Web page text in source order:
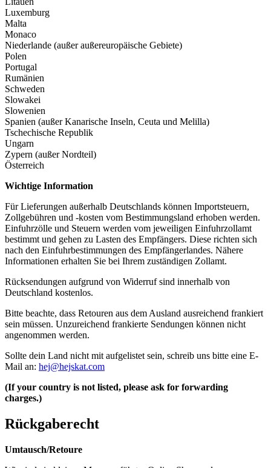
Luxemburg
Malta
Monaco
Niederlande (außer außereuropäische Gebiete)
Polen
Portugal
Rumänien
Schweden
Slowakei
Slowenien
Spanien (außer Kanarische Inseln, Ceuta und Melilla)
Tschechische Republik
Ungarn
Zypern (außer Nordteil)
Österreich
Wichtige Information
Für Lieferungen außerhalb Deutschlands können Importsteuern,
Zollgebühren und -kosten vom Bestimmungsland erhoben werden.
Einfuhrzölle und Steuern werden vom jeweiligen Einfuhrzollamt
bestimmt und gehen zu Lasten des Empfängers. Diese richten sich
nach den Einfuhrbestimmungen des Empfängerlandes. Nähere
Informationen erhalten Sie bei Ihrem zuständigen Zollamt.
Rücksendungen aufgrund von Widerruf sind innerhalb von
Deutschland kostenlos.
Bitte beachte, dass Retouren aus dem Ausland ausreichend frankiert
sein müssen. Unzureichend frankierte Sendungen können nicht
angenommen werden.
Sollte dein Land nicht mit aufgelistet sein, schreib uns bitte eine E-
Mail an: hej@hejskat.com
(If your country is not listed, please ask for forwarding
charges.)
Rückgaberecht
Umtausch/Retoure